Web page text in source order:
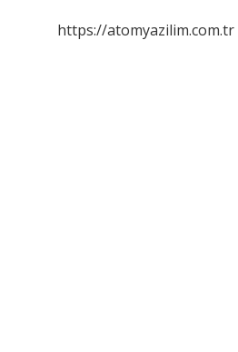
https://atomyazilim.com.tr